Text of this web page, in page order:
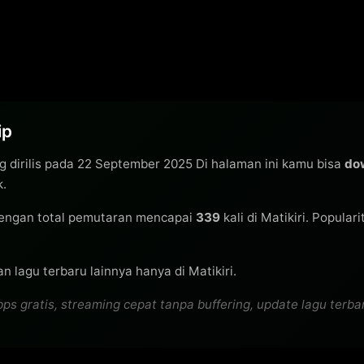
dirilis pada 22 September 2025 Di halaman ini kamu bisa
total pemutaran mencapai 339 kali di Matikiri.
lagu terbaru lainnya hanya di Matikiri.
gratis, streaming cepat tanpa buffering, update lagu